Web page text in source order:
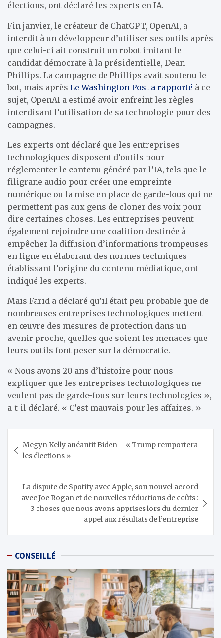
élections, ont déclaré les experts en IA.
Fin janvier, le créateur de ChatGPT, OpenAI, a
interdit à un développeur d’utiliser ses outils après
que celui-ci ait construit un robot imitant le
candidat démocrate à la présidentielle, Dean
Phillips. La campagne de Phillips avait soutenu le
bot, mais après Le Washington Post a rapporté à ce
sujet, OpenAI a estimé avoir enfreint les règles
interdisant l’utilisation de sa technologie pour des
campagnes.
Les experts ont déclaré que les entreprises
technologiques disposent d’outils pour
réglementer le contenu généré par l’IA, tels que le
filigrane audio pour créer une empreinte
numérique ou la mise en place de garde-fous qui ne
permettent pas aux gens de cloner des voix pour
dire certaines choses. Les entreprises peuvent
également rejoindre une coalition destinée à
empêcher la diffusion d’informations trompeuses
en ligne en élaborant des normes techniques
établissant l’origine du contenu médiatique, ont
indiqué les experts.
Mais Farid a déclaré qu’il était peu probable que de
nombreuses entreprises technologiques mettent
en œuvre des mesures de protection dans un
avenir proche, quelles que soient les menaces que
leurs outils font peser sur la démocratie.
« Nous avons 20 ans d’histoire pour nous
expliquer que les entreprises technologiques ne
veulent pas de garde-fous sur leurs technologies »,
a-t-il déclaré. « C’est mauvais pour les affaires. »
de
l’article
Megyn Kelly anéantit Biden – « Trump remportera
les élections »
La dispute de Spotify avec Apple, son nouvel accord
avec Joe Rogan et de nouvelles réductions de coûts :
3 choses que nous avons apprises lors du dernier
appel aux résultats de l’entreprise
CONSEILLÉ